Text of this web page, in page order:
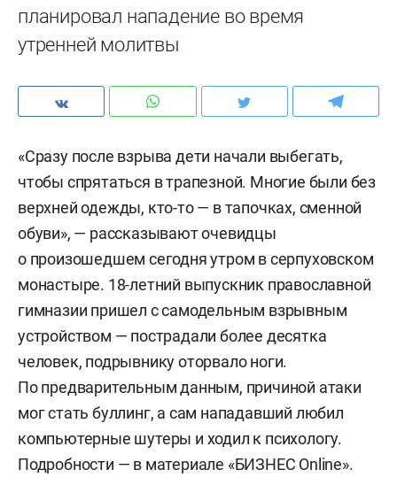
планировал нападение во время
утренней молитвы
«Сразу после взрыва дети начали выбегать,
чтобы спрятаться в трапезной. Многие были без
верхней одежды, кто-то — в тапочках, сменной
обуви», — рассказывают очевидцы
о произошедшем сегодня утром в серпуховском
монастыре. 18-летний выпускник православной
гимназии пришел с самодельным взрывным
устройством — пострадали более десятка
человек, подрывнику оторвало ноги.
По предварительным данным, причиной атаки
мог стать буллинг, а сам нападавший любил
компьютерные шутеры и ходил к психологу.
Подробности — в материале «БИЗНЕС Online».